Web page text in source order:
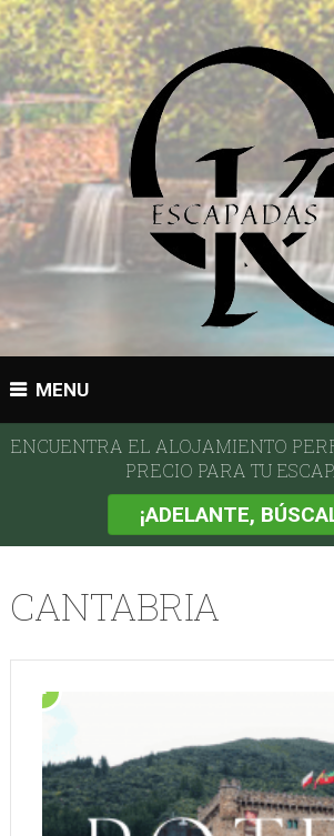
MENU
ENCUENTRA EL ALOJAMIENTO
PRECIO PARA TU
¡ADELANTE,
CANTABRIA